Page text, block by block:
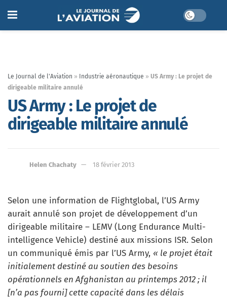
Le Journal de l'Aviation » Industrie aéronautique » US Army : Le projet de
dirigeable militaire annulé
US Army : Le projet de
dirigeable militaire annulé
Helen Chachaty 18 février 2013
Selon une information de Flightglobal, l’US Army
aurait annulé son projet de développement d’un
dirigeable militaire – LEMV (Long Endurance Multi-
intelligence Vehicle) destiné aux missions ISR. Selon
un communiqué émis par l’US Army, « le projet était
initialement destiné au soutien des besoins
opérationnels en Afghanistan au printemps 2012 ; il
[n’a pas fourni] cette capacité dans les délais